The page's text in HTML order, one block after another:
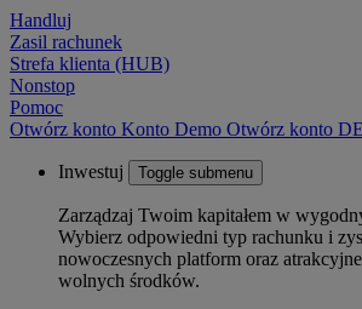
Handluj
Zasil rachunek
Strefa klienta (HUB)
Nonstop
Pomoc
Otwórz konto Konto Demo Otwórz konto
Inwestuj Toggle submenu
Zarządzaj Twoim kapitałem w
Wybierz odpowiedni typ rachunku i
nowoczesnych platform oraz
wolnych środków.